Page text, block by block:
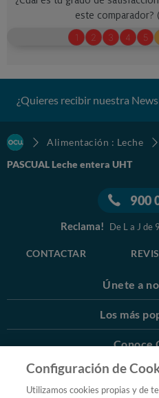
¿Quieres recibir nuestra
Alimentación : Leche
PASCUAL Leche entera UHT
900
Reclama! De L a J de
CONTACTAR
Únete a
Los más
Conoce
Más
Configuración de
Utilizamos cookies propias y de